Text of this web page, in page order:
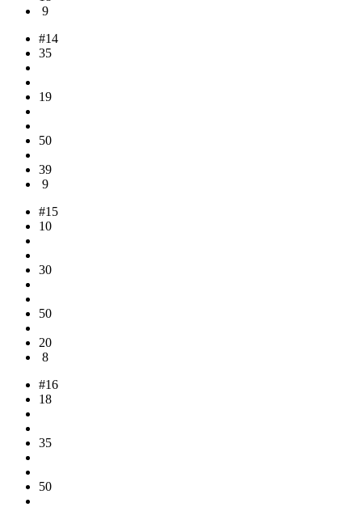
9
#14
35
19
50
39
9
#15
10
30
50
20
8
#16
18
35
50